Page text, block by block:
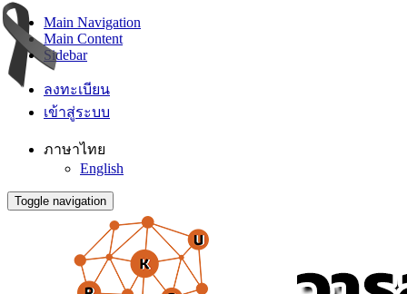
Main Navigation
Main Content
Sidebar
ลงทะเบียน
เข้าสู่ระบบ
ภาษาไทย
English
Toggle navigation